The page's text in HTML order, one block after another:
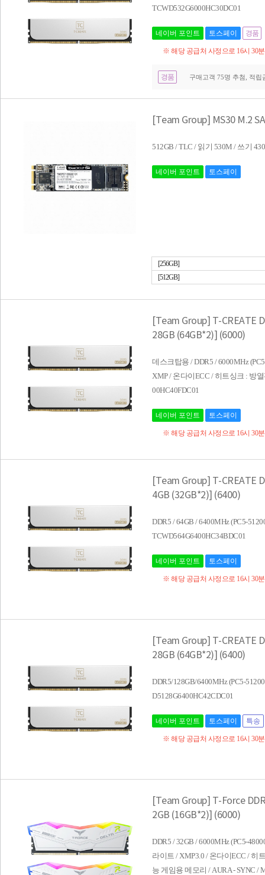
TCWD532G6000HC30DC01
네이버 포인트 토스페이 경품
※ 해당 공급처 사정으로 16시 30
경품 구매고객 75명 추첨, 적립
[Team Group] MS30 M.2
512GB / TLC / 읽기 530M / 쓰기
네이버 포인트 토스페이
[256GB]
[512GB]
[Team Group] T-CREATE
28GB (64GB*2)] (6000)
데스크탑용 / DDR5 / 6000MHz
XMP / 온다이ECC / 히트싱크 : 방
00HC40FDC01
네이버 포인트 토스페이
※ 해당 공급처 사정으로 16시 30
[Team Group] T-CREATE
4GB (32GB*2)] (6400)
DDR5 / 64GB / 6400MHz (PC5-
TCWD564G6400HC34BDC01
네이버 포인트 토스페이
※ 해당 공급처 사정으로 16시 30
[Team Group] T-CREATE
28GB (64GB*2)] (6400)
DDR5/128GB/6400MHz (PC5-
D5128G6400HC42CDC01
네이버 포인트 토스페이 특송
※ 해당 공급처 사정으로 16시 30
[Team Group] T-Force
2GB (16GB*2)] (6000)
DDR5 / 32GB / 6000MHz (PC5-
라이트 / XMP3.0 / 온다이ECC / 히
능 게임용 메모리 / AURA - SYNC /